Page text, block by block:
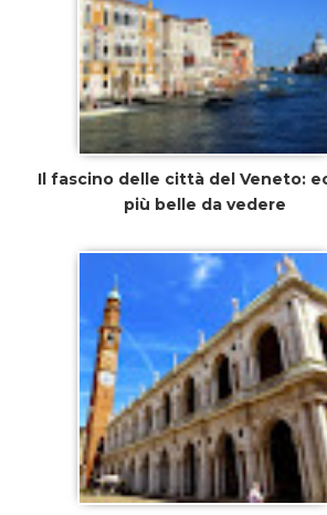
Il fascino delle città del Veneto:
più belle da vedere